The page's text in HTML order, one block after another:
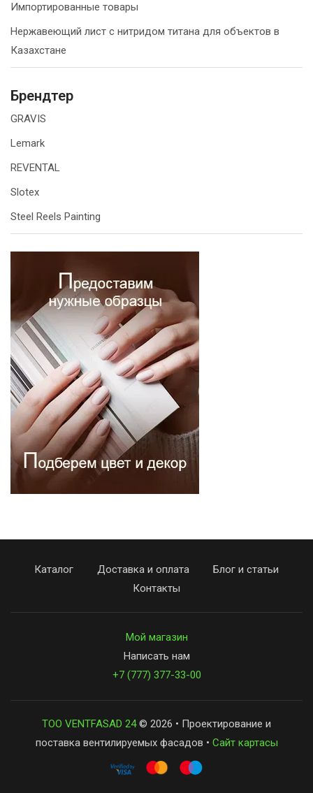
Импортированные товары
Нержавеющий лист с нитридом титана для объектов в
Казахстане
Брендтер
GRAVIS
Lemark
REVENTAL
Slotex
Steel Reels Painting
Каталог Доставка и оплата
Блог и статьи
Контакты
Мой магазин
Написать нам
+7 (777) 377-33-00
ТОО VENTFASAD 24© 2026 • Проектирование и
поставка вентилируемых фасадов • Сайт картасы